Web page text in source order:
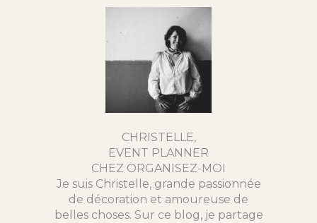
CHRISTELLE,
EVENT PLANNER
CHEZ ORGANISEZ-MOI
Je suis Christelle, grande passionnée
de décoration et amoureuse de
belles choses. Sur ce blog, je partage